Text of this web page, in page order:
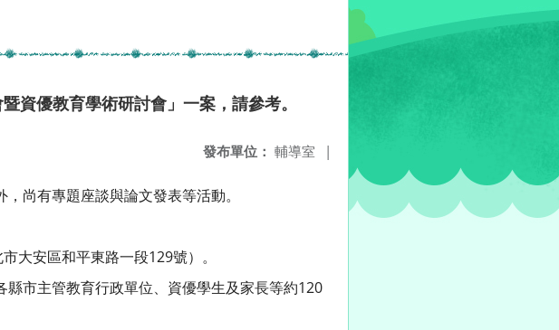
資優教育學術研討會」一案，請參考。
發布單位： 輔導室 |
尚有專題座談與論文發表等活動。
大安區和平東路一段129號）。
市主管教育行政單位、資優學生及家長等約120